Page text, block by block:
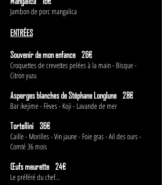
Jambon de porc mangalica
ENTRÉES
Souvenir de mon enfance 26€
Croquettes de crevettes pelées à la main - Bisque -
Citron yuzu
Asperges blanches de Stéphane Longlune 28€
Bar ikejime - Fèves - Koji - Lavande de mer
Tortellini 36€
Caille - Morilles - Vin jaune - Foie gras - Ail des ours -
Comté 36 mois
Œufs meurette 24€
Le préféré du chef…